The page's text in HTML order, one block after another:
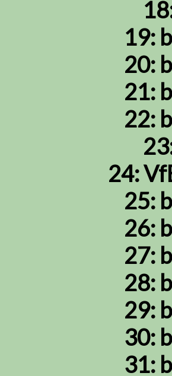
19:
20:
21:
22:
24:
25:
26:
27:
28:
29:
30:
31: